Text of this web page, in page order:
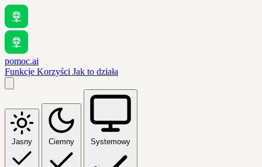
pomoc.ai
Funkcje Korzyści Jak to działa
Jasny Ciemny Systemowy